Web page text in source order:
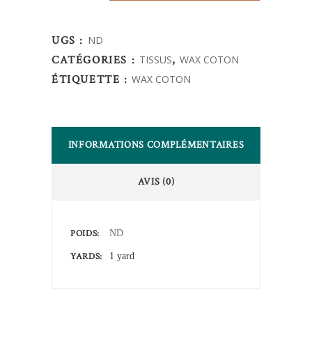
Poules
quantity
UGS : ND
CATÉGORIES : TISSUS,WAX COTON
ÉTIQUETTE :WAX COTON
INFORMATIONS COMPLÉMENTAIRES
AVIS (0)
POIDS ND
YARDS 1 yard